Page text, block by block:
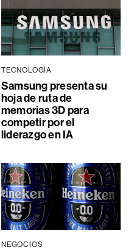
TECNOLOGÍA
Samsung presenta su
hoja de ruta de
memorias 3D para
competir por el
liderazgo en IA
NEGOCIOS